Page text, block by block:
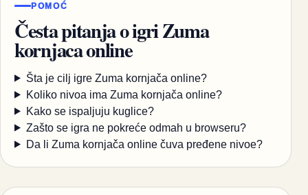
POMOĆ
Česta pitanja o igri Zuma
kornjaca online
Šta je cilj igre Zuma kornjača online?
Koliko nivoa ima Zuma kornjača online?
Kako se ispaljuju kuglice?
Zašto se igra ne pokreće odmah u browseru?
Da li Zuma kornjača online čuva pređene nivoe?